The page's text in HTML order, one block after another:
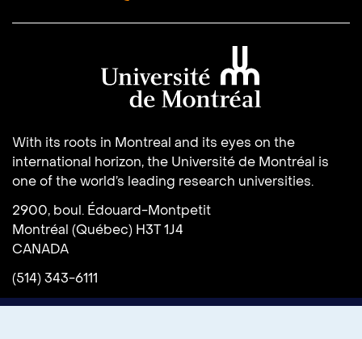
With its roots in Montreal and its eyes on the
international horizon, the Université de Montréal is
one of the world’s leading research universities.
2900, boul. Édouard-Montpetit
Montréal (Québec) H3T 1J4
CANADA
(514) 343-6111